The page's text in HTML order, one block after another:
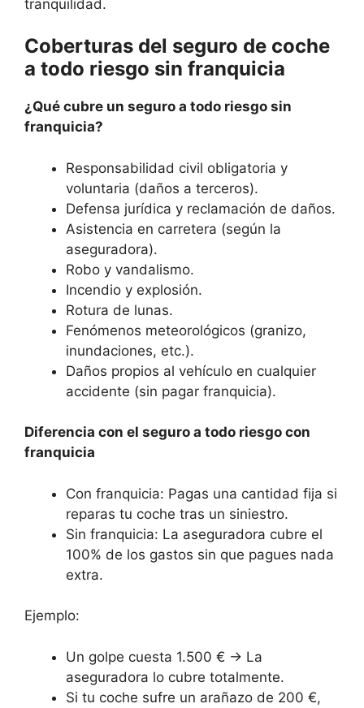
tranquilidad.
Coberturas del seguro de coche
a todo riesgo sin franquicia
¿Qué cubre un seguro a todo riesgo sin
franquicia?
Responsabilidad civil obligatoria y
voluntaria (daños a terceros).
Defensa jurídica y reclamación de daños.
Asistencia en carretera (según la
aseguradora).
Robo y vandalismo.
Incendio y explosión.
Rotura de lunas.
Fenómenos meteorológicos (granizo,
inundaciones, etc.).
Daños propios al vehículo en cualquier
accidente (sin pagar franquicia).
Diferencia con el seguro a todo riesgo con
franquicia
Con franquicia: Pagas una cantidad fija si
reparas tu coche tras un siniestro.
Sin franquicia: La aseguradora cubre el
100% de los gastos sin que pagues nada
extra.
Ejemplo:
Un golpe cuesta 1.500 € → La
aseguradora lo cubre totalmente.
Si tu coche sufre un arañazo de 200 €,